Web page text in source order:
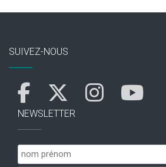
SUIVEZ-NOUS
NEWSLETTER